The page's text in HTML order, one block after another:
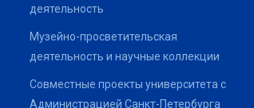
деятельность
Музейно-просветительская
деятельность и научные коллекции
Совместные проекты университета с
Администрацией Санкт-Петербурга